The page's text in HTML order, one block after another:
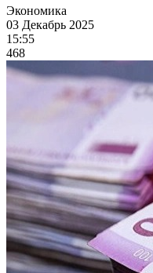
Экономика
03 Декабрь 2025
15:55
468